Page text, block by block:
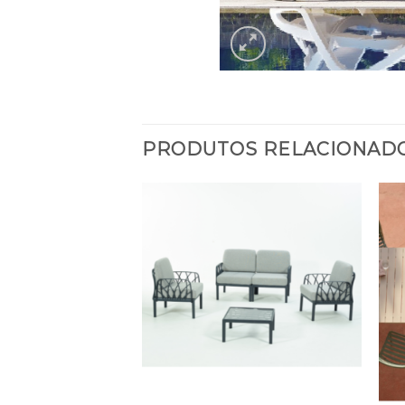
PRODUTOS